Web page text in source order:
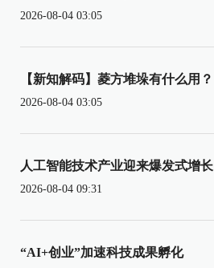
2026-08-04 03:05
【新知解码】菱方堆垛有什么用？
2026-08-04 03:05
人工智能技术产业迎来爆发式增长
2026-08-04 09:31
“AI+创业”加速科技成果孵化